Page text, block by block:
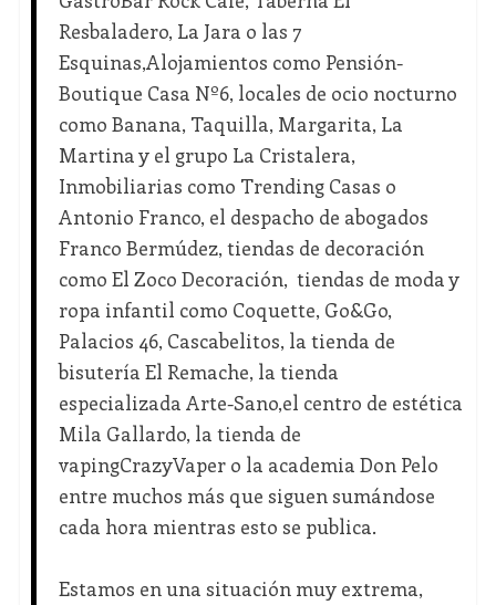
Resbaladero, La Jara o las 7
Esquinas,Alojamientos como Pensión-
Boutique Casa Nº6, locales de ocio nocturno
como Banana, Taquilla, Margarita, La
Martina y el grupo La Cristalera,
Inmobiliarias como Trending Casas o
Antonio Franco, el despacho de abogados
Franco Bermúdez, tiendas de decoración
como El Zoco Decoración, tiendas de moda y
ropa infantil como Coquette, Go&Go,
Palacios 46, Cascabelitos, la tienda de
bisutería El Remache, la tienda
especializada Arte-Sano,el centro de estética
Mila Gallardo, la tienda de
vapingCrazyVaper o la academia Don Pelo
entre muchos más que siguen sumándose
cada hora mientras esto se publica.
Estamos en una situación muy extrema,